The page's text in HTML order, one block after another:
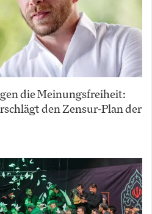
die Meinungsfreiheit:
den Zensur-Plan der